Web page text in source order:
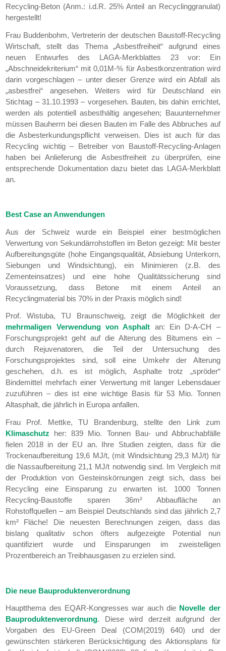
Recycling-Beton (Anm.: i.d.R. 25% Anteil an Recyclinggranulat)
hergestellt!
Frau Buddenbohm, Vertreterin der deutschen Baustoff-Recycling
Wirtschaft, stellt das Thema „Asbestfreiheit“ aufgrund eines
neuen Entwurfes des LAGA-Merkblattes 23 vor: Ein
„Abschneidekriterium“ mit 0,01M-% für Asbestkonzentration wird
darin vorgeschlagen – unter dieser Grenze wird ein Abfall als
„asbestfrei“ angesehen. Weiters wird für Deutschland ein
Stichtag – 31.10.1993 – vorgesehen. Bauten, bis dahin errichtet,
werden als potentiell asbesthältig angesehen; Bauunternehmer
müssen Bauherrn bei diesen Bauten im Falle des Abbruches auf
die Asbesterkundungspflicht verweisen. Dies ist auch für das
Recycling wichtig – Betreiber von Baustoff-Recycling-Anlagen
haben bei Anlieferung die Asbestfreiheit zu überprüfen, eine
entsprechende Dokumentation dazu bietet das LAGA-Merkblatt
an.
Best Case an Anwendungen
Aus der Schweiz wurde ein Beispiel einer bestmöglichen
Verwertung von Sekundärrohstoffen im Beton gezeigt: Mit bester
Aufbereitungsgüte (hohe Eingangsqualität, Absiebung Unterkorn,
Siebungen und Windsichtung), ein Minimieren (z.B. des
Zementeinsatzes) und eine hohe Qualitätssicherung sind
Voraussetzung, dass Betone mit einem Anteil an
Recyclingmaterial bis 70% in der Praxis möglich sind!
Prof. Wistuba, TU Braunschweig, zeigt die Möglichkeit der
mehrmaligen Verwendung von Asphalt an: Ein D-A-CH –
Forschungsprojekt geht auf die Alterung des Bitumens ein –
durch Rejuvenatoren, die Teil der Untersuchung des
Forschungsprojektes sind, soll eine Umkehr der Alterung
geschehen, d.h. es ist möglich, Asphalte trotz „spröder“
Bindemittel mehrfach einer Verwertung mit langer Lebensdauer
zuzuführen – dies ist eine wichtige Basis für 53 Mio. Tonnen
Altasphalt, die jährlich in Europa anfallen.
Frau Prof. Mettke, TU Brandenburg, stellte den Link zum
Klimaschutz her: 839 Mio. Tonnen Bau- und Abbruchabfälle
fielen 2018 in der EU an. Ihre Studien zeigten, dass für die
Trockenaufbereitung 19,6 MJ/t, (mit Windsichtung 29,3 MJ/t) für
die Nassaufbereitung 21,1 MJ/t notwendig sind. Im Vergleich mit
der Produktion von Gesteinskörnungen zeigt sich, dass bei
Recycling eine Einsparung zu erwarten ist. 1000 Tonnen
Recycling-Baustoffe sparen 36m² Abbaufläche an
Rohstoffquellen – am Beispiel Deutschlands sind das jährlich 2,7
km² Fläche! Die neuesten Berechnungen zeigen, dass das
bislang qualitativ schon öfters aufgezeigte Potential nun
quantifiziert wurde und Einsparungen im zweistelligen
Prozentbereich an Treibhausgasen zu erzielen sind.
Die neue Bauproduktenverordnung
Hauptthema des EQAR-Kongresses war auch die Novelle der
Bauproduktenverordnung. Diese wird derzeit aufgrund der
Vorgaben des EU-Green Deal (COM(2019) 640) und der
gewünschten stärkeren Berücksichtigung des Aktionsplans für